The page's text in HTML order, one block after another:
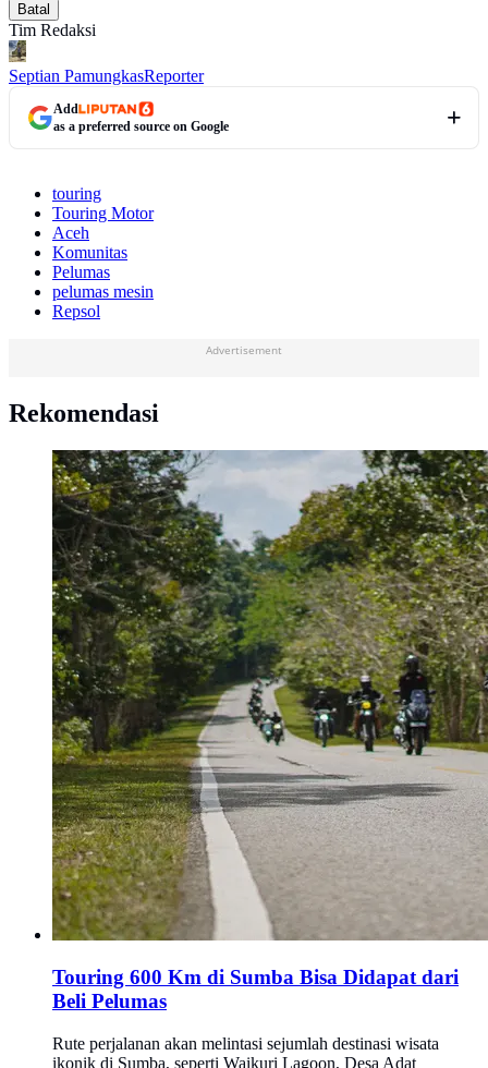
Batal
Tim Redaksi
Septian PamungkasReporter
Add
as a preferred source on Google
touring
Touring Motor
Aceh
Komunitas
Pelumas
pelumas mesin
Repsol
Advertisement
Rekomendasi
Touring 600 Km di Sumba Bisa Didapat dari
Beli Pelumas
Rute perjalanan akan melintasi sejumlah destinasi wisata
ikonik di Sumba, seperti Waikuri Lagoon, Desa Adat